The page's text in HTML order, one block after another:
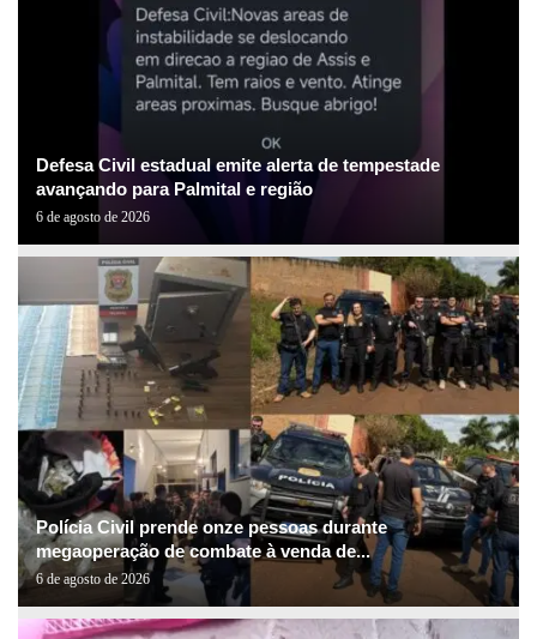
Defesa Civil estadual emite alerta de tempestade
avançando para Palmital e região
6 de agosto de 2026
Polícia Civil prende onze pessoas durante
megaoperação de combate à venda de...
6 de agosto de 2026